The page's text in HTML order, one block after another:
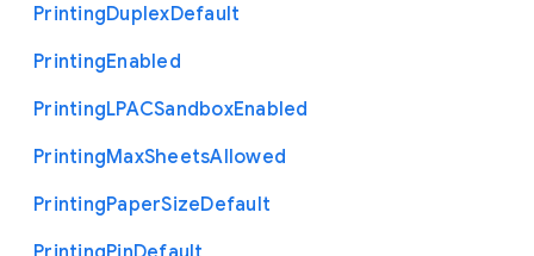
PrintingDuplexDefault
PrintingEnabled
PrintingLPACSandboxEnabled
PrintingMaxSheetsAllowed
PrintingPaperSizeDefault